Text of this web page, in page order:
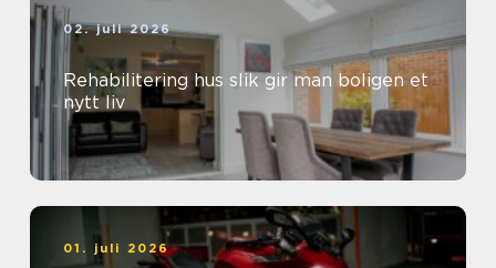
02. juli 2026
Rehabilitering hus slik gir man boligen et
nytt liv
01. juli 2026